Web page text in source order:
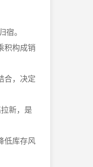
。
积构成销
合，决定
新，是
低库存风